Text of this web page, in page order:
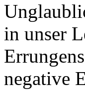
in unser
negative